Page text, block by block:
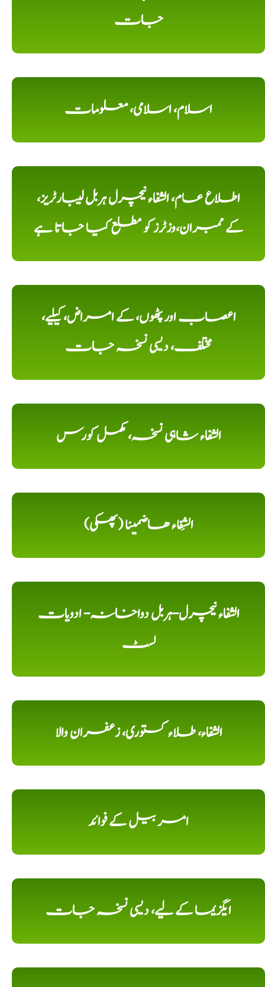
جات
اسلام، اسلامی، معلومات
اطلاع عام، الشفاء نیچرل ہربل لیبارٹریز،
کے ممبران،وزٹرز کو مطلع کیا جاتا ہے
اعصاب اور پٹھوں، کے امراض، کیلیے،
مختلف، دیسی نسخہ جات
الشفاء شاہی نسخہ، مکمل کورس
الشِفاء ھاضمینا (پھکی)
الشفاء نیچرل-ہربل دواخانہ- ادویات
لسٹ
الشفاء، طلاء کستوری، زعفران والا
امر بیل کے فوائد
ایگزیما کے لیے، دیسی نسخہ جات